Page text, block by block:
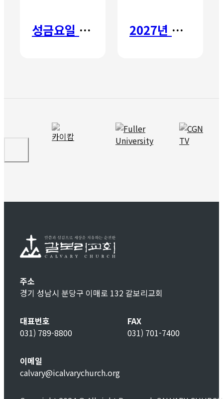
성금요일 칸타타 2027년 갈보리 어학원 유치부 신입생 모집
주소
경기 성남시 분당구 이매로 132 갈보리교회
대표번호
031) 789-8800
FAX
031) 701-7400
이메일
calvary@icalvarychurch.org